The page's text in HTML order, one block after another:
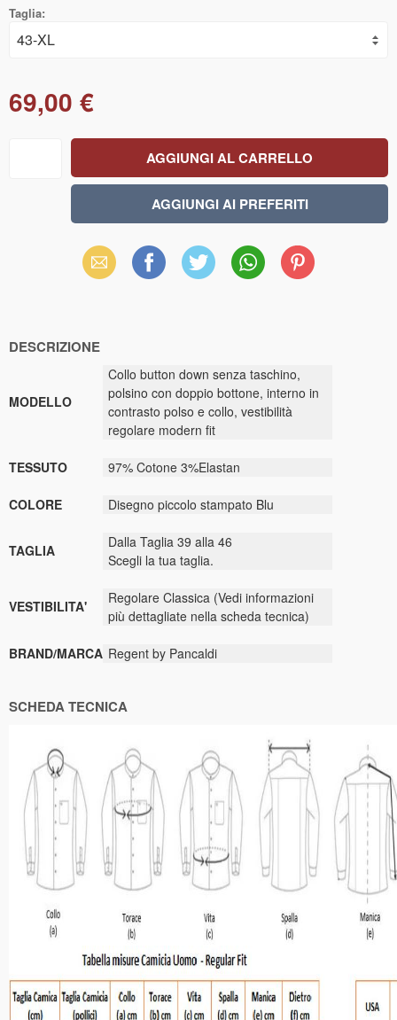
Taglia:
69,00 €
Email Facebook X WhatsAppPinterest
DESCRIZIONE
MODELLO
Collo button down senza taschino,
polsino con doppio bottone, interno in
contrasto polso e collo, vestibilità
regolare modern fit
TESSUTO 97% Cotone 3%Elastan
COLORE Disegno piccolo stampato Blu
TAGLIA
Dalla Taglia 39 alla 46
Scegli la tua taglia.
VESTIBILITA'
Regolare Classica (Vedi informazioni
più dettagliate nella scheda tecnica)
BRAND/MARCA Regent by Pancaldi
SCHEDA TECNICA